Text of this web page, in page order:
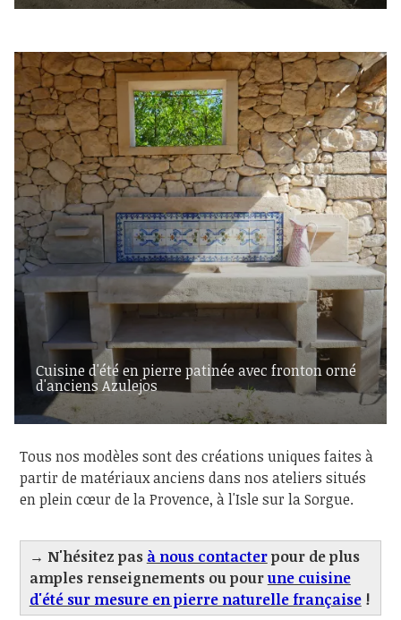
Cuisine d'été en pierre patinée avec fronton orné
d'anciens Azulejos
Tous nos modèles sont des créations uniques faites à
partir de matériaux anciens dans nos ateliers situés
en plein cœur de la Provence, à l'Isle sur la Sorgue.
→ N'hésitez pas à nous contacterpour de plus
amples renseignements ou pourune cuisine
d'été sur mesure en pierre naturelle française!